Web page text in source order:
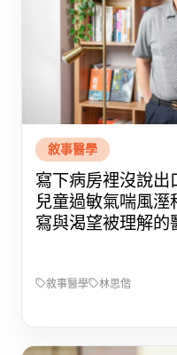
敘事醫學
寫下病房裡沒說出
兒童過敏氣喘風
寫與渴望被理解的
敘事醫學 林思偕